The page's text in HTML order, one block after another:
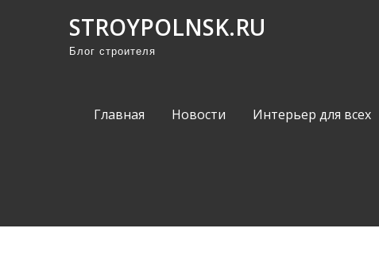
STROYPOLNSK.RU
Блог строителя
Главная Новости Интерьер для всех